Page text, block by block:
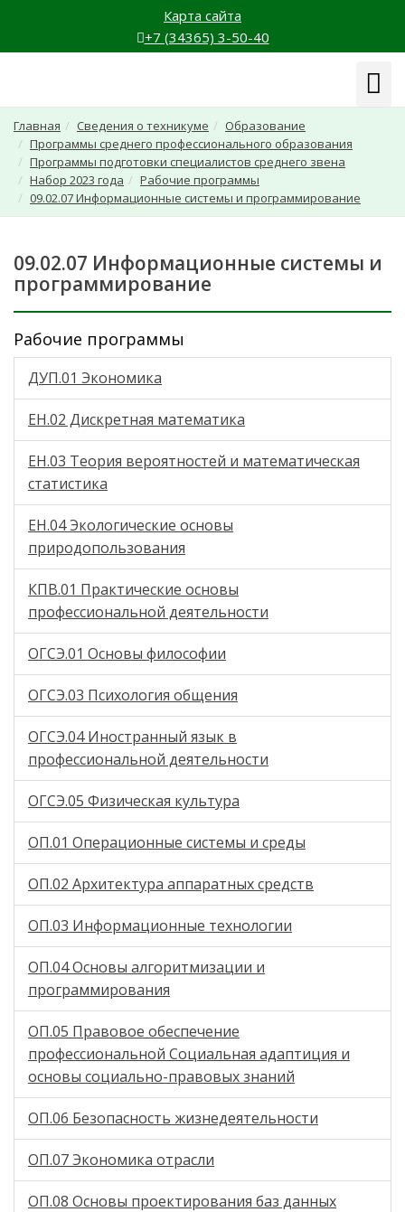
Карта сайта
+7 (34365) 3-50-40
Главная Сведения о техникуме
Образование
Программы среднего профессионального образования
Программы подготовки специалистов среднего звена
Набор 2023 года
Рабочие программы
09.02.07 Информационные системы и программирование
09.02.07 Информационные системы и
программирование
Рабочие программы
ДУП.01 Экономика
ЕН.02 Дискретная математика
ЕН.03 Теория вероятностей и математическая
статистика
ЕН.04 Экологические основы
природопользования
КПВ.01 Практические основы
профессиональной деятельности
ОГСЭ.01 Основы философии
ОГСЭ.03 Психология общения
ОГСЭ.04 Иностранный язык в
профессиональной деятельности
ОГСЭ.05 Физическая культура
ОП.01 Операционные системы и среды
ОП.02 Архитектура аппаратных средств
ОП.03 Информационные технологии
ОП.04 Основы алгоритмизации и
программирования
ОП.05 Правовое обеспечение
профессиональной Социальная адаптиция и
основы социально-правовых знаний
ОП.06 Безопасность жизнедеятельности
ОП.07 Экономика отрасли
ОП.08 Основы проектирования баз данных